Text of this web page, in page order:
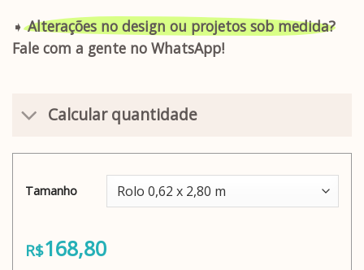
➧Alterações no design ou projetos sob medida?
Fale com a gente no WhatsApp!
Calcular quantidade
Tamanho
R$168,80